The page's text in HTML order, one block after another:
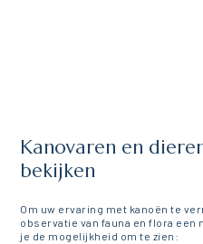
Kanovaren en
bekijken
Om uw ervaring met kanoën te
observatie van fauna en flora
je de mogelijkheid om te zien: